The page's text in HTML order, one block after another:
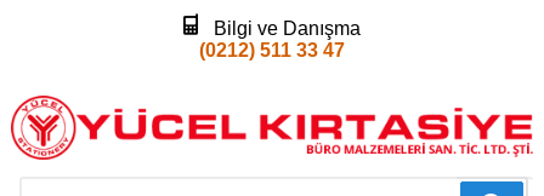
Bilgi ve Danışma
(0212) 511 33 47